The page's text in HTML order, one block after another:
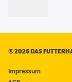
©2026 DAS
Impressum